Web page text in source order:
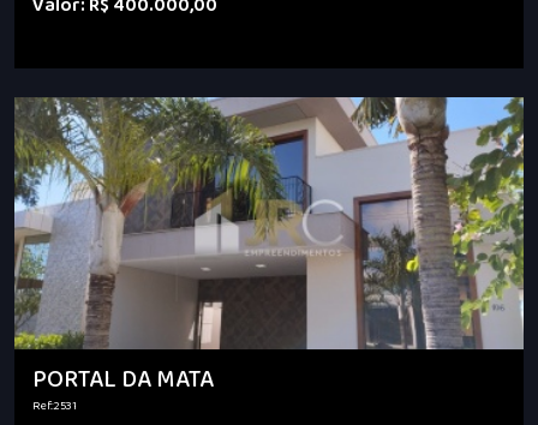
PORTAL DA MATA
Ref.:2531